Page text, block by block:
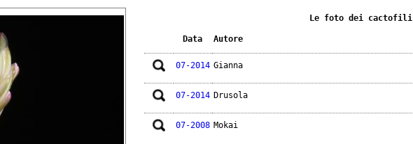
Le foto dei cactofili
Data Autore
07-2014 Gianna
07-2014 Drusola
07-2008 Mokai